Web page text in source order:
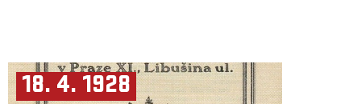
18. 4. 1928